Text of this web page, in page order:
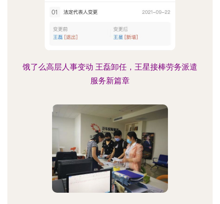
饿了么高层人事变动 王磊卸任，王星接棒劳务派遣
服务新篇章